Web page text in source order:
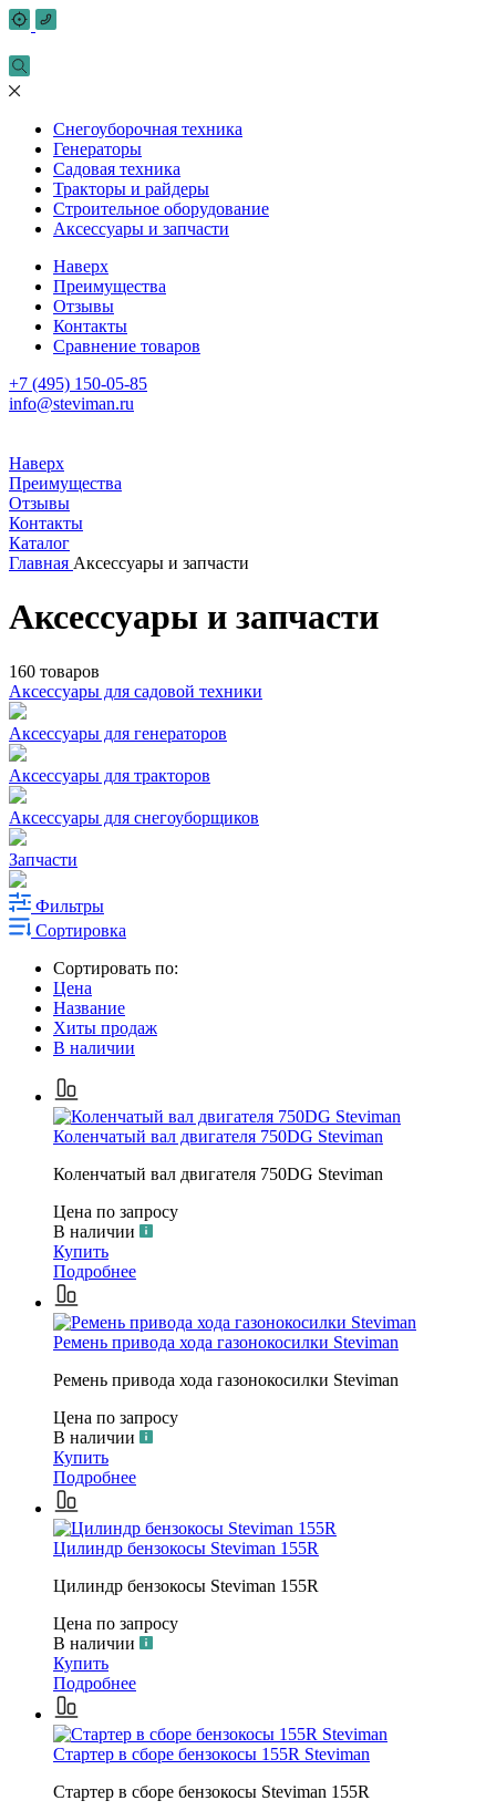
Снегоуборочная техника
Генераторы
Садовая техника
Тракторы и райдеры
Строительное оборудование
Аксессуары и запчасти
Наверх
Преимущества
Отзывы
Контакты
Сравнение товаров
+7 (495) 150-05-85
info@steviman.ru
Наверх
Преимущества
Отзывы
Контакты
Каталог
Главная Аксессуары и запчасти
Аксессуары и запчасти
160 товаров
Аксессуары для садовой техники
Аксессуары для генераторов
Аксессуары для тракторов
Аксессуары для снегоуборщиков
Запчасти
Фильтры
Сортировка
Сортировать по:
Цена
Название
Хиты продаж
В наличии
Коленчатый вал двигателя 750DG Steviman
Коленчатый вал двигателя 750DG Steviman
Цена по запросу
В наличии
Купить
Подробнее
Ремень привода хода газонокосилки Steviman
Ремень привода хода газонокосилки Steviman
Цена по запросу
В наличии
Купить
Подробнее
Цилиндр бензокосы Steviman 155R
Цилиндр бензокосы Steviman 155R
Цена по запросу
В наличии
Купить
Подробнее
Стартер в сборе бензокосы 155R Steviman
Стартер в сборе бензокосы Steviman 155R